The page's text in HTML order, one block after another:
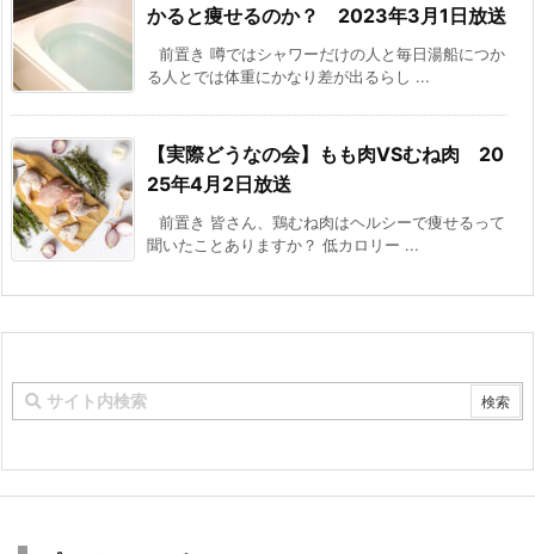
かると痩せるのか？ 2023年3月1日放送
前置き 噂ではシャワーだけの人と毎日湯船につか
る人とでは体重にかなり差が出るらし ...
【実際どうなの会】もも肉VSむね肉 20
25年4月2日放送
前置き 皆さん、鶏むね肉はヘルシーで痩せるって
聞いたことありますか？ 低カロリー ...